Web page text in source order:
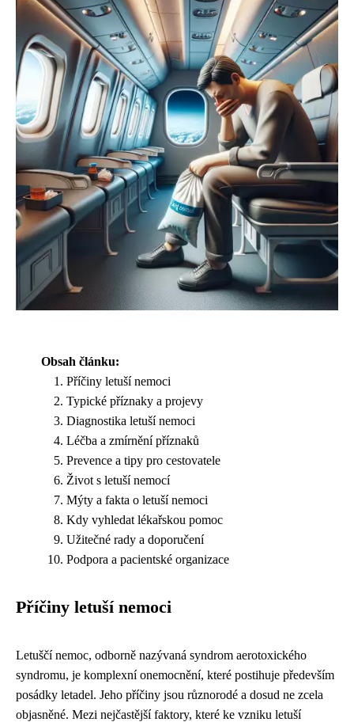
Obsah článku:
Příčiny letuší nemoci
Typické příznaky a projevy
Diagnostika letuší nemoci
Léčba a zmírnění příznaků
Prevence a tipy pro cestovatele
Život s letuší nemocí
Mýty a fakta o letuší nemoci
Kdy vyhledat lékařskou pomoc
Užitečné rady a doporučení
Podpora a pacientské organizace
Příčiny letuší nemoci
Letuščí nemoc, odborně nazývaná syndrom aerotoxického
syndromu, je komplexní onemocnění, které postihuje především
posádky letadel. Jeho příčiny jsou různorodé a dosud ne zcela
objasněné. Mezi nejčastější faktory, které ke vzniku letuší